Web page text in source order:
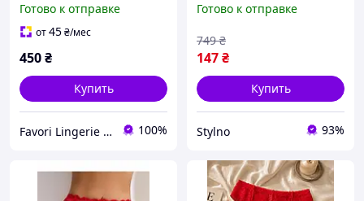
подчеркивающее вашу
женственность
Готово к отправке
от45₴/мес
450₴
Купить
Favori Lingerie - магазин женского белья и одежды для дома 100%
четырьмя подвязками из
Готово к отправке
147₴
749 ₴
Купить
Stylno 93%